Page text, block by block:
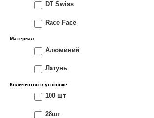
DT Swiss
Race Face
Материал
Алюминий
Латунь
Количество в упаковке
100 шт
28шт